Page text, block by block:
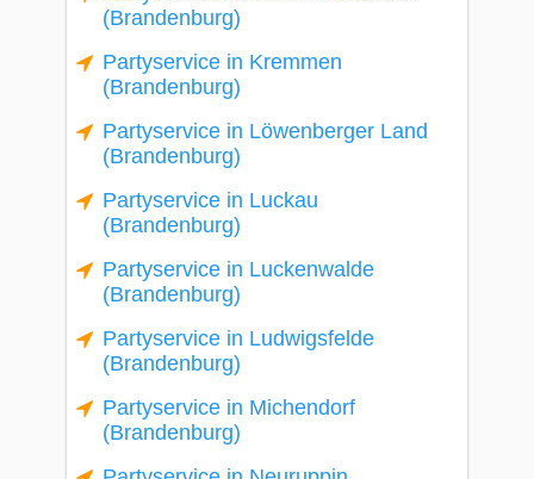
(Brandenburg)
Partyservice in Kremmen
(Brandenburg)
Partyservice in Löwenberger Land
(Brandenburg)
Partyservice in Luckau
(Brandenburg)
Partyservice in Luckenwalde
(Brandenburg)
Partyservice in Ludwigsfelde
(Brandenburg)
Partyservice in Michendorf
(Brandenburg)